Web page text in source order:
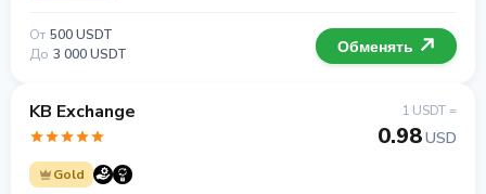
От 500 USDT
До 3 000 USDT Обменять
KB Exchange
Gold
1 USDT =
0.98USD